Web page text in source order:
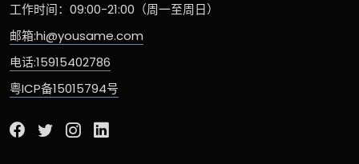
工作时间：09:00-21:00（周一至周日）
邮箱:hi@yousame.com
电话:15915402786
粤ICP备15015794号